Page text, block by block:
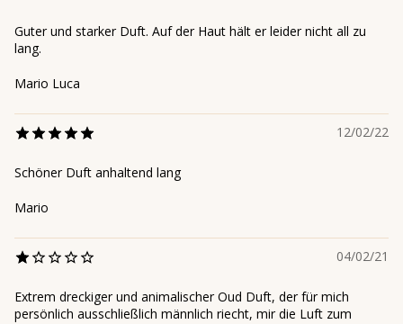
Guter und starker Duft. Auf der Haut hält er leider nicht all zu
lang.
Mario Luca
12/02/22
Schöner Duft anhaltend lang
Mario
04/02/21
Extrem dreckiger und animalischer Oud Duft, der für mich
persönlich ausschließlich männlich riecht, mir die Luft zum